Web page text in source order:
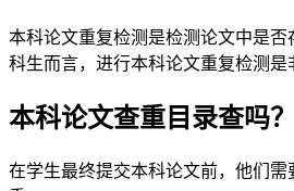
本科论文重复检测是检测论文中是
科生而言，进行本科论文重复检测是
本科论文查重目录查吗？
在学生最终提交本科论文前，他们